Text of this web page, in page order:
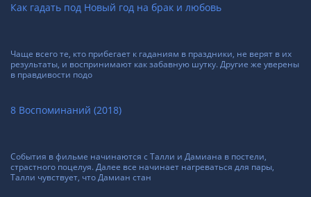
Как гадать под Новый год на брак и любовь
Чаще всего те, кто прибегает к гаданиям в праздники, не верят в их
результаты, и воспринимают как забавную шутку. Другие же уверены
в правдивости подо
8 Воспоминаний (2018)
События в фильме начинаются с Талли и Дамиана в постели,
страстного поцелуя. Далее все начинает нагреваться для пары,
Талли чувствует, что Дамиан стан